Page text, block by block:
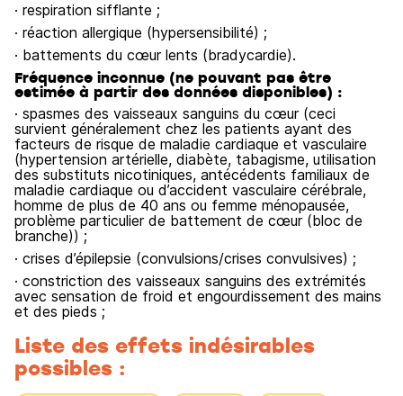
· respiration sifflante ;
· réaction allergique (hypersensibilité) ;
· battements du cœur lents (bradycardie).
Fréquence inconnue (ne pouvant pas être
estimée à partir des données disponibles) :
· spasmes des vaisseaux sanguins du cœur (ceci
survient généralement chez les patients ayant des
facteurs de risque de maladie cardiaque et vasculaire
(hypertension artérielle, diabète, tabagisme, utilisation
des substituts nicotiniques, antécédents familiaux de
maladie cardiaque ou d’accident vasculaire cérébrale,
homme de plus de 40 ans ou femme ménopausée,
problème particulier de battement de cœur (bloc de
branche)) ;
· crises d’épilepsie (convulsions/crises convulsives) ;
· constriction des vaisseaux sanguins des extrémités
avec sensation de froid et engourdissement des mains
et des pieds ;
Liste des effets indésirables
possibles :